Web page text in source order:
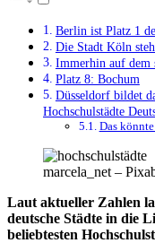
Berlin ist Platz 1
Die Stadt Köln
Immerhin auf dem
Platz 8: Bochum
Düsseldorf bildet
Hochschulstädte
Das
marcela_net –
Laut aktueller Zahlen
deutsche Städte in die
beliebtesten